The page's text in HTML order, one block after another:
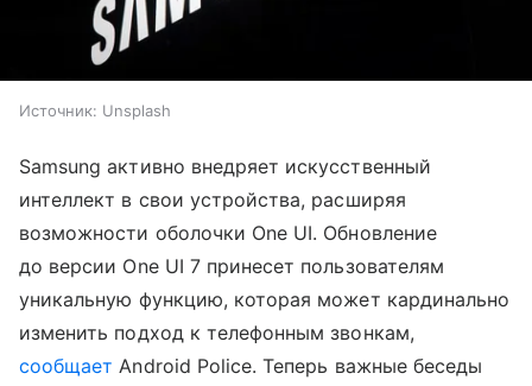
Источник: Unsplash
Samsung активно внедряет искусственный
интеллект в свои устройства, расширяя
возможности оболочки One UI. Обновление
до версии One UI 7 принесет пользователям
уникальную функцию, которая может кардинально
изменить подход к телефонным звонкам,
сообщает Android Police. Теперь важные беседы